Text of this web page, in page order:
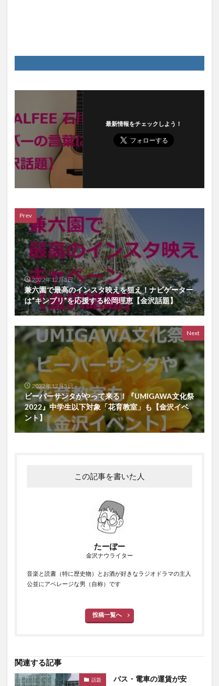
最新情報をチェックしよう！
Prev
2022年12月3日
兼六園で最高のインスタ映えを狙え！ナビゲーター
は“キンプリ”を応援する松岡理恵【金沢話題】
Next
2022年12月5日
ビーバーサンタがやって来る！『UMIGAWA文化祭
2022』中学生以下対象「花育教室」も【金沢イベ
ント】
この記事を書いた人
たーぼー
金沢ナウライター
音楽と読書（特に歴史物）とお酒が好きなラジオドラマの主人
公並にアベレージな男（自称）です
投稿一覧へ
関連する記事
話題
バス・電車の運賃が安